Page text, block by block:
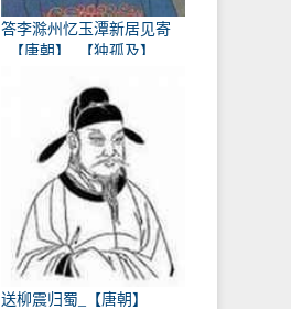
答李滁州忆玉潭新居见寄
_【唐朝】_【独孤及】
送柳震归蜀_【唐朝】